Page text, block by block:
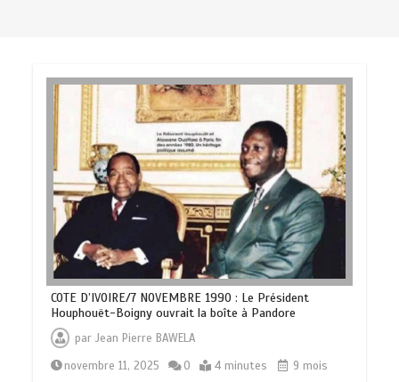
COTE D’IVOIRE/7 NOVEMBRE 1990 : Le Président
Houphouët-Boigny ouvrait la boîte à Pandore
parJean Pierre BAWELA
novembre 11, 2025
0 4 minutes
9 mois